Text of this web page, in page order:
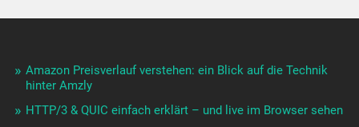
Amazon Preisverlauf verstehen: ein Blick auf die Technik
hinter Amzly
HTTP/3 & QUIC einfach erklärt – und live im Browser sehen